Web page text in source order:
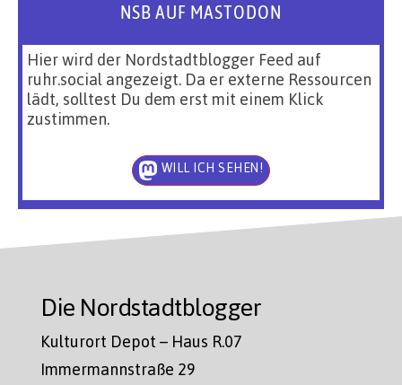
NSB AUF MASTODON
Hier wird der Nordstadtblogger Feed auf
ruhr.social angezeigt. Da er externe Ressourcen
lädt, solltest Du dem erst mit einem Klick
zustimmen.
WILL ICH SEHEN!
Die Nordstadtblogger
Kulturort Depot – Haus R.07
Immermannstraße 29